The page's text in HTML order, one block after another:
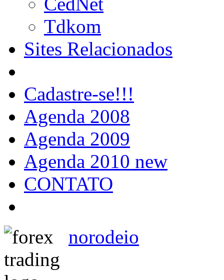
Tdkom
Sites Relacionados
Cadastre-se!!!
Agenda 2008
Agenda 2009
Agenda 2010 new
CONTATO
norodeio